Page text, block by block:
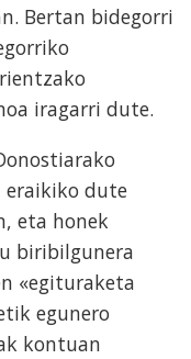
Bertan bidegorri
iragarri dute.
eraikiko dute
eta honek
biribilgunera
«egituraketa
egunero
kontuan